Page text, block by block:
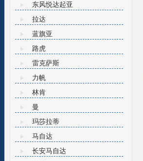
东风悦达起亚
拉达
蓝旗亚
路虎
雷克萨斯
力帆
林肯
曼
玛莎拉蒂
马自达
长安马自达